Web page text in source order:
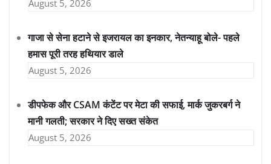
August 5, 2026
गाजा से सेना हटाने से इजरायल का इनकार, नेतन्याहू बोले- पहले
हमास पूरी तरह हथियार डाले
August 5, 2026
डीपफेक और CSAM कंटेंट पर मेटा की सफाई, मार्क जुकरबर्ग ने
मानी गलती; सरकार ने दिए सख्त संकेत
August 5, 2026